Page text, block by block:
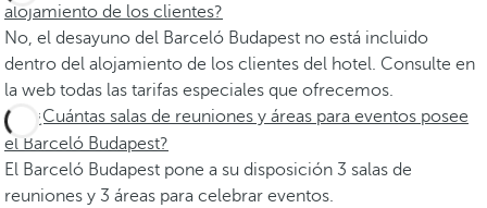
alojamiento de los clientes?
No, el desayuno del Barceló Budapest no está incluido
dentro del alojamiento de los clientes del hotel. Consulte en
la web todas las tarifas especiales que ofrecemos.
¿Cuántas salas de reuniones y áreas para eventos posee
el Barceló Budapest?
El Barceló Budapest pone a su disposición 3 salas de
reuniones y 3 áreas para celebrar eventos.